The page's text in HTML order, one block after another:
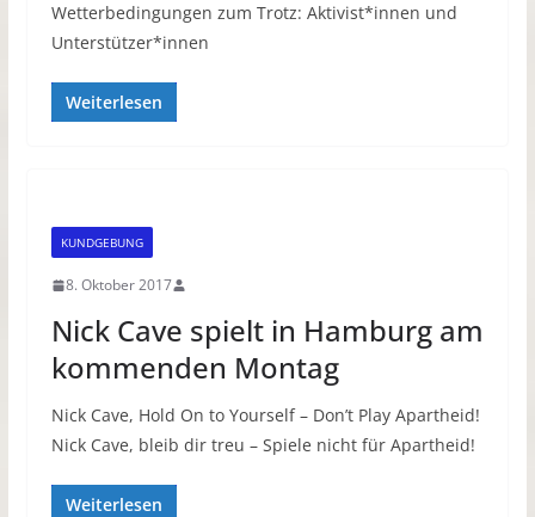
Wetterbedingungen zum Trotz: Aktivist*innen und
Unterstützer*innen
Weiterlesen
KUNDGEBUNG
8. Oktober 2017
Nick Cave spielt in Hamburg am
kommenden Montag
Nick Cave, Hold On to Yourself – Don’t Play Apartheid!
Nick Cave, bleib dir treu – Spiele nicht für Apartheid!
Weiterlesen